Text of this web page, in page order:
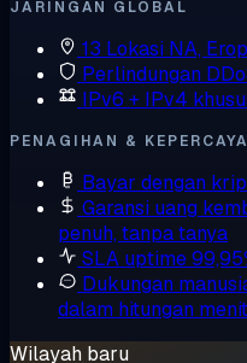
JARINGAN GLOBAL
13 Lokasi NA,
Perlindungan
IPv6 + IPv4
PENAGIHAN &
Bayar dengan
Garansi uang
penuh, tanpa tanya
SLA uptime
Dukungan
dalam hitungan menit
Wilayah baru